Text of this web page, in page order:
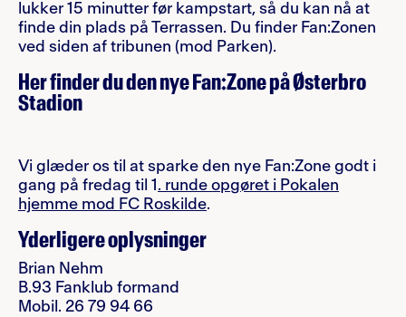
lukker 15 minutter før kampstart, så du kan nå at
finde din plads på Terrassen. Du finder Fan:Zonen
ved siden af tribunen (mod Parken).
Her finder du den nye Fan:Zone på Østerbro
Stadion
Vi glæder os til at sparke den nye Fan:Zone godt i
gang på fredag til 1 . runde opgøret i Pokalen
hjemme mod FC Roskilde.
Yderligere oplysninger
Brian Nehm
B.93 Fanklub formand
Mobil. 26 79 94 66